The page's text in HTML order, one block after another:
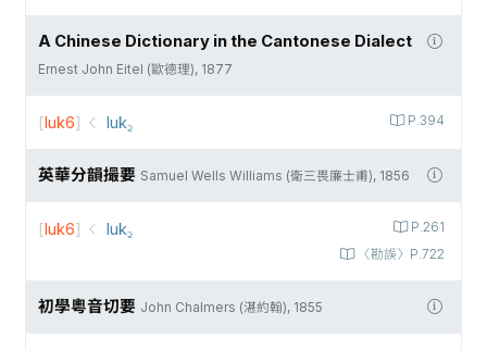
A Chinese Dictionary in the Cantonese Dialect
Ernest John Eitel (歐德理), 1877
P.394
[luk6] luk꜇
英華分韻撮要 Samuel Wells Williams (衛三畏廉士甫), 1856
P.261
〈勘誤〉P.722
[luk6] luk꜇
初學粵音切要 John Chalmers (湛約翰), 1855